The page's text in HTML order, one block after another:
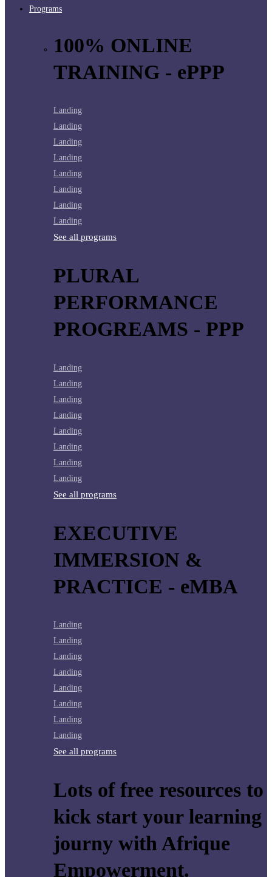
Programs
100% ONLINE
TRAINING - ePPP
Landing
Landing
Landing
Landing
Landing
Landing
Landing
Landing
See all programs
PLURAL
PERFORMANCE
PROGREAMS - PPP
Landing
Landing
Landing
Landing
Landing
Landing
Landing
Landing
See all programs
EXECUTIVE
IMMERSION &
PRACTICE - eMBA
Landing
Landing
Landing
Landing
Landing
Landing
Landing
Landing
See all programs
Lots of free resources to
kick start your learning
journy with Afrique
Empowerment.